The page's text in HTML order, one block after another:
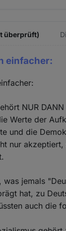
überprüft)
einfacher:
NUR
Werte der
und die
nur
was jemals
hat, zu
auch die